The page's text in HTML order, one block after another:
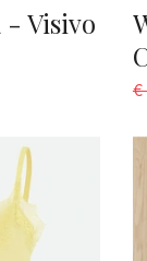
- Visivo
€